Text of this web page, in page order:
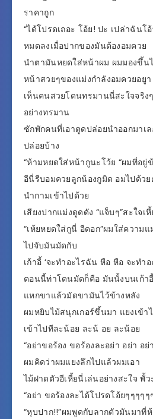
ราคาถูก
“ได้โปรดเถอะ โอ้ย! ปะ เปล่าฉันโ
หมดลงเมื่อปากของมันต้องอมควย
นำตามันหยดใส่หน้าผม ผมมองขึ้น
หน้าสวยๆของแม่งกำลังอมควยอยูา
เห็นคนสวยโดนทรมานนี่สะใจจริงๆ
อย่างทรมาน
ซักพักคนที่เอาตูดปล่อยนำออกมาเ
ปล่อยบ้าง
“ห้ามหยดใส่หน้ากูนะโว้ย “ผมที่อยู่
อีนี่รีบอมควยลูกน้องกูมิด อมไปด้ว
นำกามเข้าไปด้วย
เสียงปากแม่งดูดดัง “แจ็บๆ”สะใจเหี้
“เห้ยหยดใส่กูนี่ อีดอก”ผมใส่ความ
ไปจับมันมัดกับ
เก้าอี้ ‘จะทำอะไรฉัน หือ หือ จะทำอ
ตอนนี้ท่าโดนมัดก็คือ มันนั้งบนเก้า
แหกขาแล้วมัดขามันไว้ข้างหลัง
ผมหยิบไม้สนุกเกอร์ขึ้นมา แยงเข้า
เข้าไปทีละน้อย ละน้ อย ละน้อย
“อย่าขอร้อง ขอร้องละอย่า อย่า อ
ผมคิดว่าผมแยงลึกไปแล้วผมเอา
ไม้ฝาดตัวอีเหี้ยนี่เล่นอย่างสะใจ พั้
“อย่า ขอร้องละได้โปรดโอ้ยๆๆๆๆๆ
“หุบปาก!!”ผมพูดกับลากตัวมันมาที่